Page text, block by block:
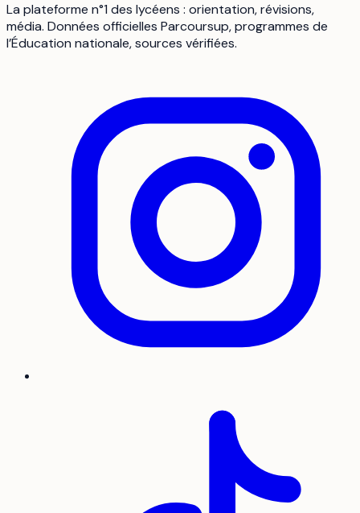
La plateforme n°1 des lycéens : orientation, révisions,
média. Données officielles Parcoursup, programmes de
l’Éducation nationale, sources vérifiées.